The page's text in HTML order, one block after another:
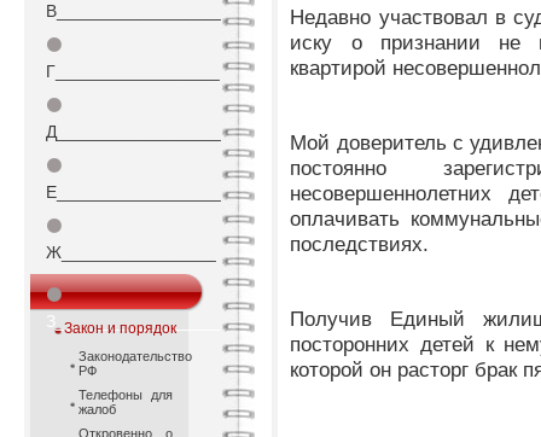
В_________________
⚫
Г_________________
⚫
Д_________________
⚫
Е_________________
⚫
Ж________________
⚫
З_________________
Закон и порядок
Законодательство
РФ
Телефоны для
жалоб
Откровенно о
Недавно участвовал в
иску о признании не
квартирой
Мой доверитель с
постоянно
несовершеннолетних
оплачивать
последствиях.
Получив Единый
посторонних детей к
которой он расторг брак